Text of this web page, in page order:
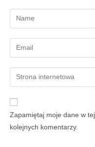
Zapamiętaj moje dane w
kolejnych komentarzy.